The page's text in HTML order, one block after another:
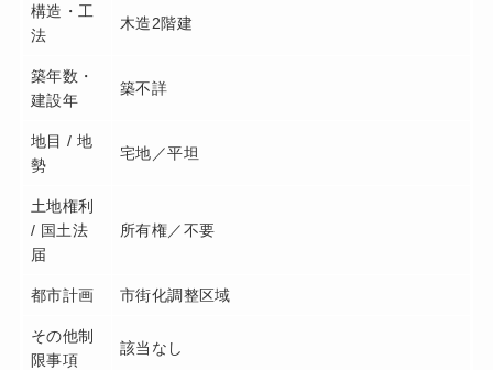
構造・工
法
木造2階建
築年数・
建設年
築不詳
地目 / 地
勢
宅地／平坦
土地権利
/ 国土法
届
所有権／不要
都市計画 市街化調整区域
その他制
限事項
該当なし